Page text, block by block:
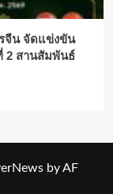
จีน จัดแข่งขัน
2 สานสัมพันธ์
by AF